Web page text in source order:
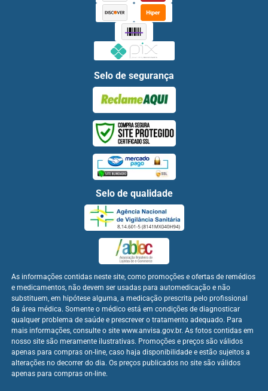
Selo de segurança
Selo de qualidade
As informações contidas neste site, como promoções e ofertas de remédios
e medicamentos, não devem ser usadas para automedicação e não
substituem, em hipótese alguma, a medicação prescrita pelo profissional
da área médica. Somente o médico está em condições de diagnosticar
qualquer problema de saúde e prescrever o tratamento adequado. Para
mais informações, consulte o site www.anvisa.gov.br. As fotos contidas em
nosso site são meramente ilustrativas. Promoções e preços são válidos
apenas para compras on-line, caso haja disponibilidade e estão sujeitos a
alterações no decorrer do dia. Os preços publicados no site são válidos
apenas para compras on-line.